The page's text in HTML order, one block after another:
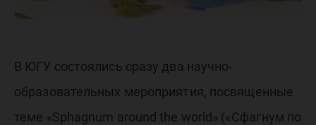
В ЮГУ состоялись сразу два научно-
образовательных мероприятия, посвященные
теме «Sphagnum around the world» («Сфагнум по